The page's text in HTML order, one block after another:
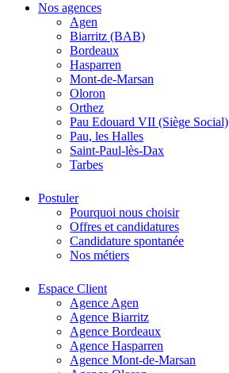
Nos agences
Agen
Biarritz (BAB)
Bordeaux
Hasparren
Mont-de-Marsan
Oloron
Orthez
Pau Edouard VII (Siège Social)
Pau, les Halles
Saint-Paul-lès-Dax
Tarbes
Postuler
Pourquoi nous choisir
Offres et candidatures
Candidature spontanée
Nos métiers
Espace Client
Agence Agen
Agence Biarritz
Agence Bordeaux
Agence Hasparren
Agence Mont-de-Marsan